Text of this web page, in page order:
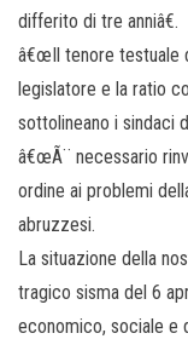
differito di tre anniâ€.
â€œIl tenore testuale
legislatore e la ratio
sottolineano i sindaci
â€œÃ¨ necessario
ordine ai problemi
abruzzesi.
La situazione della
tragico sisma del 6
economico, sociale e